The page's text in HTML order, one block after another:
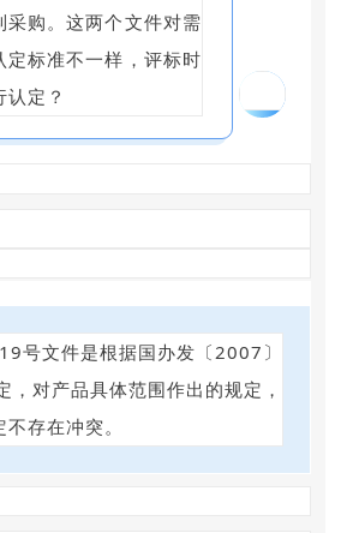
购。这两个文件对需
标准不一样，评标时
定？
号文件是根据国办发〔2007〕
，对产品具体范围作出的规定，
存在冲突。